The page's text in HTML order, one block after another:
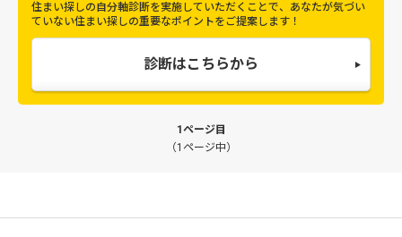
住まい探しの自分軸診断を実施していただくことで、 あなたが気づい
ていない住まい探しの重要なポイントをご提案します！
診断はこちらから
1ページ目
（1ページ中）